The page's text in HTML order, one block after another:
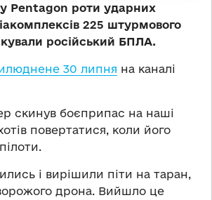
Pentagon роти ударних
225 штурмового
російський БПЛА.
30 липня на каналі
скинув боєприпас на наші
повертатися, коли його
і вирішили піти на таран,
дрона. Вийшло це